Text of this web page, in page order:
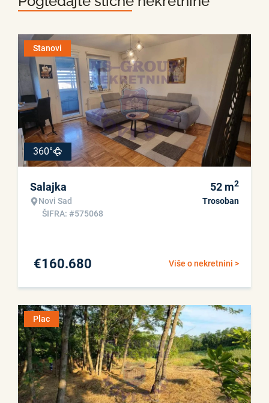
Stanovi
360°
Salajka
Novi Sad
ŠIFRA: #575068
52 m2
Trosoban
Više o nekretnini >
€160.680
Plac